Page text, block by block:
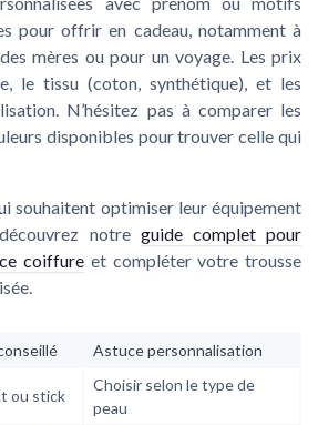
pour offrir en cadeau, notamment à
mères ou pour un voyage. Les prix
le tissu (coton, synthétique), et les
N’hésitez pas à comparer les
disponibles pour trouver celle qui
souhaitent optimiser leur équipement
notre guide complet pour
coiffure et compléter votre trousse
Astuce personnalisation
ou stick
Choisir selon le type de
peau